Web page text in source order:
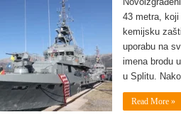
43 metra, koji
kemijsku
uporabu na
imena brodu
u Splitu.
Read More »